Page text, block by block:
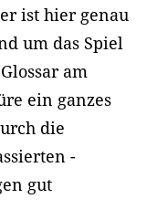
ist hier genau
um das Spiel
am
ein ganzes
die
-
gut